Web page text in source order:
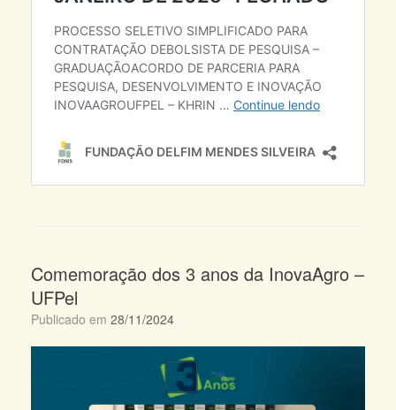
Comemoração dos 3 anos da InovaAgro –
UFPel
Publicado em 28/11/2024